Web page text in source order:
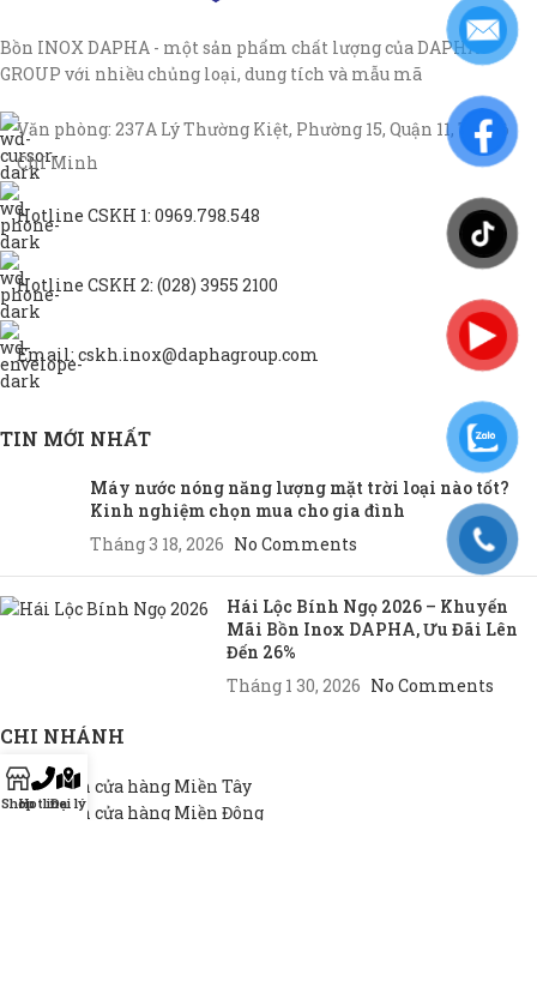
Bồn INOX DAPHA - một sản phẩm chất lượng của DAPHA
GROUP với nhiều chủng loại, dung tích và mẫu mã
Văn phòng: 237A Lý Thường Kiệt, Phường 15, Quận 11, TP Hồ
Chí Minh
Hotline CSKH 1: 0969.798.548
Hotline CSKH 2: (028) 3955 2100
Email: cskh.inox@daphagroup.com
TIN MỚI NHẤT
Máy nước nóng năng lượng mặt trời loại nào tốt?
Kinh nghiệm chọn mua cho gia đình
Tháng 3 18, 2026 No Comments
Hái Lộc Bính Ngọ 2026 – Khuyến
Mãi Bồn Inox DAPHA, Ưu Đãi Lên
Đến 26%
Tháng 1 30, 2026 No Comments
CHI NHÁNH
Chi nhánh cửa hàng Miền Tây
Chi nhánh cửa hàng Miền Đông
ShopHotlineĐại lý